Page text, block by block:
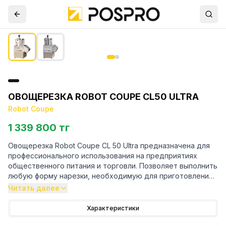
ОВОЩЕРЕЗКА ROBOT COUPE CL50 ULTRA
Robot Coupe
1 339 800 тг
Овощерезка Robot Coupe CL 50 Ultra предназначена для
профессионального использования на предприятиях
общественного питания и торговли. Позволяет выполнить
любую форму нарезки, необходимую для приготовления
салатов, супов, гарниров, сладких блюд и украшений для
лёгкость очистки и широчайшее разнообразие видов
Читать далее
Характеристики